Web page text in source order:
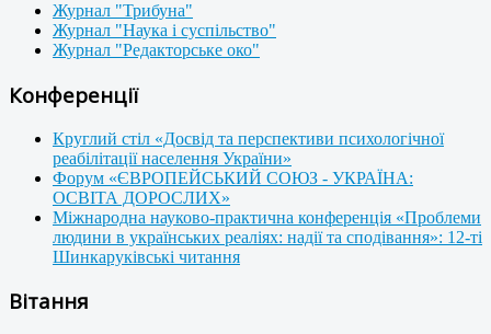
Журнал "Трибуна"
Журнал "Наука і суспільство"
Журнал "Редакторське око"
Конференції
Круглий стіл «Досвід та перспективи психологічної
реабілітації населення України»
Форум «ЄВРОПЕЙСЬКИЙ СОЮЗ - УКРАЇНА:
ОСВІТА ДОРОСЛИХ»
Міжнародна науково-практична конференція «Проблеми
людини в українських реаліях: надії та сподівання»: 12-ті
Шинкаруківські читання
Вітання